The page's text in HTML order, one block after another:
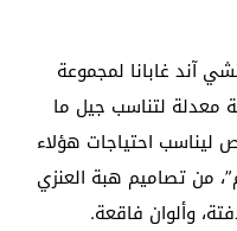
آند غابانا لمجموعة
معدلة لتناسب جيل ما
ليناسب احتياجات هؤلاء
من تصاميم هبة العنزي
وألوان فاقعة.